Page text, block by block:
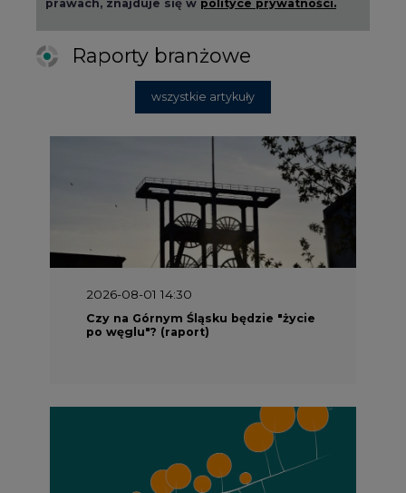
Raporty branżowe
wszystkie artykuły
2026-08-01 14:30
Czy na Górnym Śląsku będzie "życie
po węglu"? (raport)